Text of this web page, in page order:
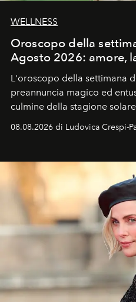
WELLNESS
Oroscopo della
Agosto 2026: amore,
L'oroscopo della settimana
preannuncia magico ed
culmine della stagione
ideale per la notte delle
08.08.2026 di Ludovica Crespi-